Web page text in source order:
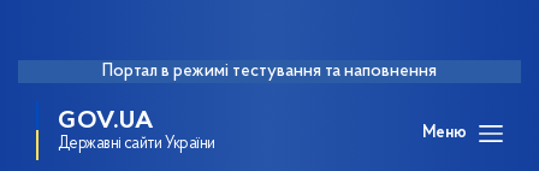
Портал в режимі тестування та наповнення
GOV.UA
Державні сайти України
Меню